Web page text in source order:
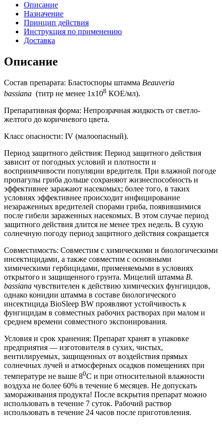
Описание
Назначение
Принцип действия
Инструкция по применению
Доставка
Описание
Состав препарата: Бластоспоры штамма Beauveria
bassiana (титр не менее 1х108 КОЕ/мл).
Препаративная форма: Непрозрачная жидкость от светло-
желтого до коричневого цвета.
Класс опасности: IV (малоопасный).
Период защитного действия: Период защитного действия
зависит от погодных условий и плотности и
восприимчивости популяции вредителя. При влажной погоде
пропагулы гриба дольше сохраняют жизнеспособность и
эффективнее заражают насекомых; более того, в таких
условиях эффективнее происходит инфицирование
незараженных вредителей спорами гриба, появившимися
после гибели зараженных насекомых. В этом случае период
защитного действия длится не менее трех недель. В сухую
солнечную погоду период защитного действия сокращается
Совместимость: Совместим с химическими и биологическими
инсектицидами, а также совместим с основными
химическими гербицидами, применяемыми в условиях
открытого и защищенного грунта. Мицелий штамма B.
bassiana чувствителен к действию химических фунгицидов,
однако конидии штамма в составе биологического
инсектицида BioSleep BW проявляют устойчивость к
фунгицидам в совместных рабочих растворах при малом и
среднем времени совместного экспонирования.
Условия и срок хранения: Препарат хранят в упаковке
предприятия — изготовителя в сухих, чистых,
вентилируемых, защищенных от воздействия прямых
солнечных лучей и атмосферных осадков помещениях при
температуре не выше 80С и при относительной влажности
воздуха не более 60% в течение 6 месяцев. Не допускать
замораживания продукта! После вскрытия препарат можно
использовать в течение 7 суток. Рабочий раствор
использовать в течение 24 часов после приготовления.